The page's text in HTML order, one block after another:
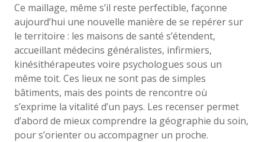
Ce maillage, même s’il reste perfectible, façonne
aujourd’hui une nouvelle manière de se repérer sur
le territoire : les maisons de santé s’étendent,
accueillant médecins généralistes, infirmiers,
kinésithérapeutes voire psychologues sous un
même toit. Ces lieux ne sont pas de simples
bâtiments, mais des points de rencontre où
s’exprime la vitalité d’un pays. Les recenser permet
d’abord de mieux comprendre la géographie du soin,
pour s’orienter ou accompagner un proche.